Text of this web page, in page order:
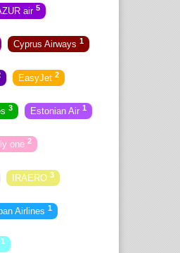
air 5
Cyprus Airways 1
EasyJet 2
3 Estonian Air 1
one 2
IRAERO 3
Airlines 1
1